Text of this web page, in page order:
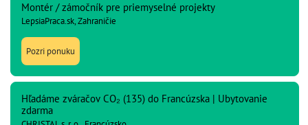
Montér / zámočník pre priemyselné projekty
LepsiaPraca.sk, Zahraničie
Pozri ponuku
Hľadáme zváračov CO₂ (135) do Francúzska | Ubytovanie
zdarma